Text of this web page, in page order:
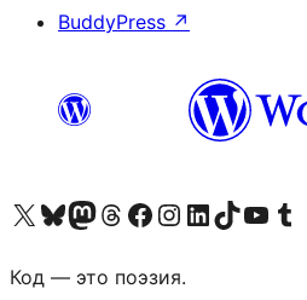
BuddyPress ↗
Посетите нас в X (ранее Twitter)
Посетите нашу учётную запись в Bluesky
Посетите нашу ленту в Mastodon
Посетите нашу учётную запись в Threads
Посетите нашу страницу на Facebook
Посетите наш Instagram
Посетите нашу страницу в LinkedIn
Посетите нашу учётную запись в TikTok
Посетите наш
Посетите
Код — это поэзия.